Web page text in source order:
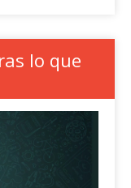
lo que